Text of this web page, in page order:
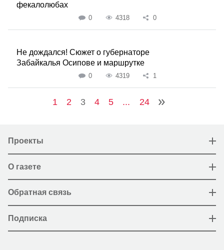
фекалолюбах
0 4318 0
Не дождался! Сюжет о губернаторе
Забайкалья Осипове и маршрутке
0 4319 1
1 2 3 4 5 ... 24
Проекты
О газете
Обратная связь
Подписка